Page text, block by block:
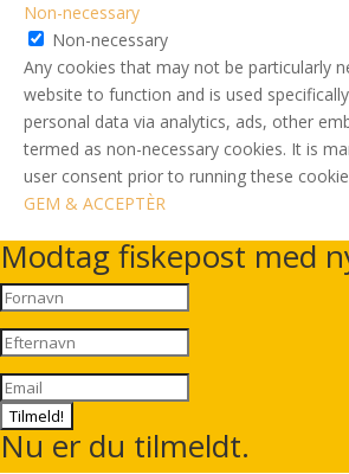
Non-necessary
Non-necessary
Any cookies that may not be particularly
website to function and is used
personal data via analytics, ads, other
termed as non-necessary cookies. It is
user consent prior to running these
GEM & ACCEPTÈR
Modtag fiskepost med
Tilmeld!
Nu er du tilmeldt.